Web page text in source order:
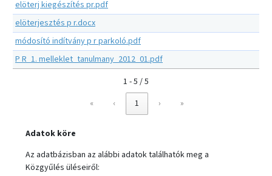
elöterj kiegészítés pr.pdf
elöterjesztés p r.docx
módosító indítvány p r parkoló.pdf
P R_1. melleklet_tanulmany_2012_01.pdf
1 - 5 / 5
«
‹ 1 › »
Adatok köre
Az adatbázisban az alábbi adatok találhatók meg a
Közgyűlés üléseiről: